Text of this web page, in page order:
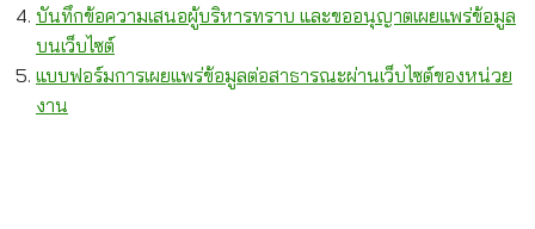
บันทึกข้อความเสนอผู้บริหารทราบ และขออนุญาตเผยแพร่ข้อมูล
บนเว็บไซต์
แบบฟอร์มการเผยแพร่ข้อมูลต่อสาธารณะผ่านเว็บไซต์ของหน่วย
งาน